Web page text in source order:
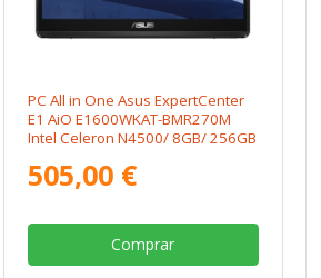
PC All in One Asus ExpertCenter
E1 AiO E1600WKAT-BMR270M
Intel Celeron N4500/ 8GB/ 256GB
Operativo
505,00 €
Comprar